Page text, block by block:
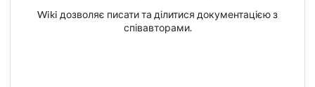
Wiki дозволяє писати та ділитися документацією з
співавторами.